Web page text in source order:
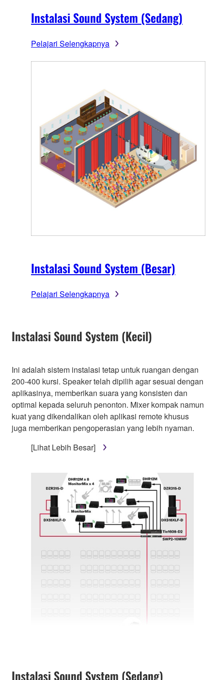
Instalasi Sound System (Sedang)
Pelajari Selengkapnya
Instalasi Sound System (Besar)
Pelajari Selengkapnya
Instalasi Sound System (Kecil)
Ini adalah sistem instalasi tetap untuk ruangan dengan
200-400 kursi. Speaker telah dipilih agar sesuai dengan
aplikasinya, memberikan suara yang konsisten dan
optimal kepada seluruh penonton. Mixer kompak namun
kuat yang dikendalikan oleh aplikasi remote khusus
juga memberikan pengoperasian yang lebih nyaman.
[Lihat Lebih Besar]
Instalasi Sound System (Sedang)